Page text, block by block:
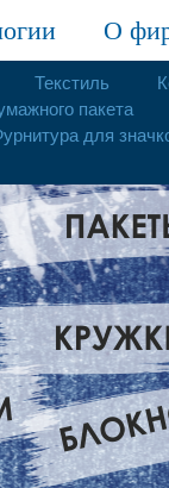
О
Текстиль
пакета
для